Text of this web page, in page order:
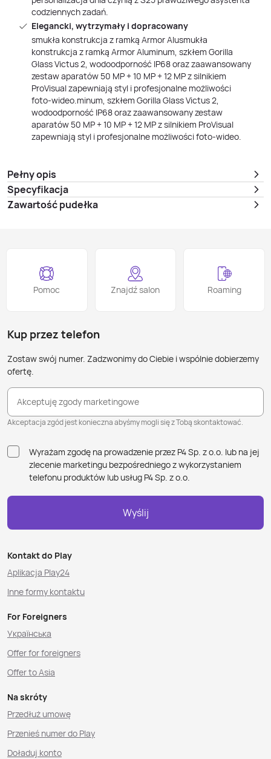
codziennych zadań.
Elegancki, wytrzymały i dopracowany
smukła konstrukcja z ramką Armor Alusmukła
konstrukcja z ramką Armor Aluminum, szkłem Gorilla
Glass Victus 2, wodoodporność IP68 oraz zaawansowany
zestaw aparatów 50 MP + 10 MP + 12 MP z silnikiem
ProVisual zapewniają styl i profesjonalne możliwości
foto‑wideo.minum, szkłem Gorilla Glass Victus 2,
wodoodporność IP68 oraz zaawansowany zestaw
aparatów 50 MP + 10 MP + 12 MP z silnikiem ProVisual
zapewniają styl i profesjonalne możliwości foto‑wideo.
Pełny opis
Specyfikacja
Zawartość pudełka
Pomoc Znajdź salon Roaming
Kup przez telefon
Zostaw swój numer. Zadzwonimy do Ciebie i wspólnie dobierzemy
ofertę.
Akceptuję zgody marketingowe
Akceptacja zgód jest konieczna abyśmy mogli się z Tobą skontaktować.
Wyrażam zgodę na prowadzenie przez P4 Sp. z o.o. lub na jej
zlecenie marketingu bezpośredniego z wykorzystaniem
telefonu produktów lub usług P4 Sp. z o.o.
Wyślij
Kontakt do Play
Aplikacja Play24
Inne formy kontaktu
For Foreigners
Українська
Offer for foreigners
Offer to Asia
Na skróty
Przedłuż umowę
Przenieś numer do Play
Doładuj konto